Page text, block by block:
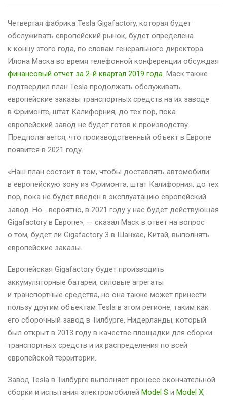
Четвертая фабрика Tesla Gigafactory, которая будет
обслуживать европейский рынок, будет определена
к концу этого года, по словам генерального директора
Илона Маска во время телефонной конференции обсуждая
финансовый отчет за 2-й квартал 2019 года. Маск также
подтвердил план Tesla продолжать обслуживать
европейские заказы транспортных средств на их заводе
в Фримонте, штат Калифорния, до тех пор, пока
европейский завод не будет готов к производству.
Предполагается, что производственный объект в Европе
появится в 2021 году.
«Наш план состоит в том, чтобы доставлять автомобили
в европейскую зону из Фримонта, штат Калифорния, до тех
пор, пока не будет введен в эксплуатацию европейский
завод. Но… вероятно, в 2021 году у нас будет действующая
Gigafactory в Европе», — сказал Маск в ответ на вопрос
о том, будет ли Gigafactory 3 в Шанхае, Китай, выполнять
европейские заказы.
Европейская Gigafactory будет производить
аккумуляторные батареи, силовые агрегаты
и транспортные средства, но она также может принести
пользу другим объектам Tesla в этом регионе, таким как
его сборочный завод в Тилбурге, Нидерланды, который
был открыт в 2013 году в качестве площадки для сборки
транспортных средств и их распределения по всей
европейской территории.
Завод Tesla в Тилбурге выполняет процесс окончательной
сборки и испытания электромобилей Model S и Model X,